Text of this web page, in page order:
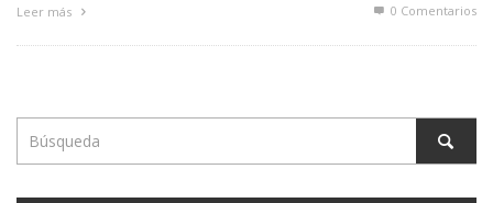
Leer más 0 Comentarios